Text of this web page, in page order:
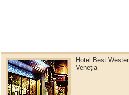
Hotel Best
Veneția